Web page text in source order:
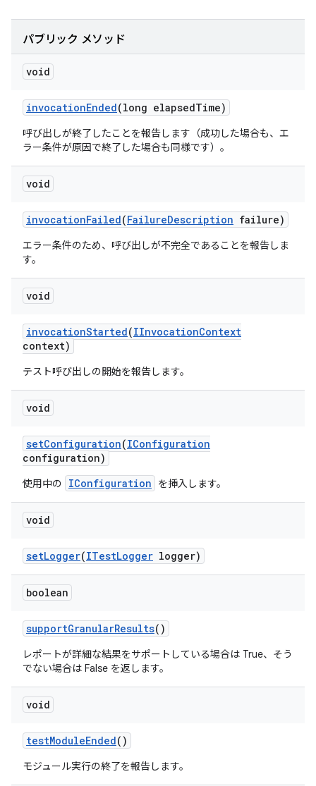
パブリック メソッド
void
invocationEnded(long elapsedTime)
呼び出しが終了したことを報告します（成功した場合も、エ
ラー条件が原因で終了した場合も同様です）。
void
invocationFailed(FailureDescription failure)
エラー条件のため、呼び出しが不完全であることを報告しま
す。
void
invocationStarted(IInvocationContext
context)
テスト呼び出しの開始を報告します。
void
setConfiguration(IConfiguration
configuration)
使用中の IConfiguration を挿入します。
void
setLogger(ITestLogger logger)
boolean
supportGranularResults()
レポートが詳細な結果をサポートしている場合は True、そう
でない場合は False を返します。
void
testModuleEnded()
モジュール実行の終了を報告します。